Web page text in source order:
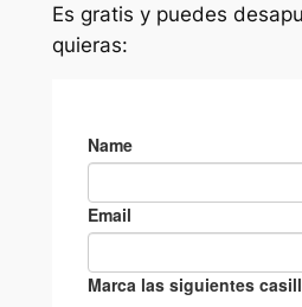
Es gratis y puedes
quieras: